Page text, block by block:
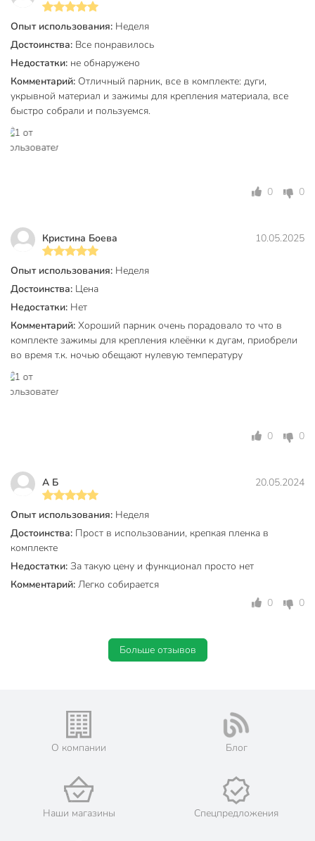
Вы можете приобрести «Парник 1х8х0.7 м, полиэтилен,
дуга 2.5 м, пластик, парниковая пленка 80 мкм, с
клипсами» и другие товары в нашем интернет-магазине в
Ельце по низким ценам и с бесплатным самовывозом.
Техническая информация
Длина, м
Высота, м
Количество дуг, шт
Страна производства
Материал каркаса
Тип
парник
Назначение
большой
Форма теплицы
Габариты упаковки
Опыт использования: Неделя
Достоинства: Все понравилось
Недостатки: не обнаружено
Комментарий: Отличный парник, все в комплекте: дуги,
укрывной материал и зажимы для крепления материала, все
быстро собрали и пользуемся.
0 0
Кристина Боева 10.05.2025
Опыт использования: Неделя
Достоинства: Цена
Недостатки: Нет
Комментарий: Хороший парник очень порадовало то что в
комплекте зажимы для крепления клеёнки к дугам, приобрели
во время т.к. ночью обещают нулевую температуру
0 0
А Б 20.05.2024
Опыт использования: Неделя
Достоинства: Прост в использовании, крепкая пленка в
комплекте
Недостатки: За такую цену и функционал просто нет
Комментарий: Легко собирается
0
0
Больше отзывов
О компании Блог
Наши магазины Спецпредложения